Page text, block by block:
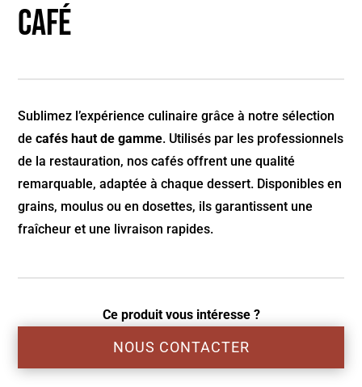
Café
Sublimez l’expérience culinaire grâce à notre sélection
decafés haut de gamme. Utilisés par les professionnels
de la restauration, nos cafés offrent une qualité
remarquable, adaptée à chaque dessert. Disponibles en
grains, moulus ou en dosettes, ils garantissent une
fraîcheur et une livraison rapides.
Ce produit vous intéresse ?
NOUS CONTACTER